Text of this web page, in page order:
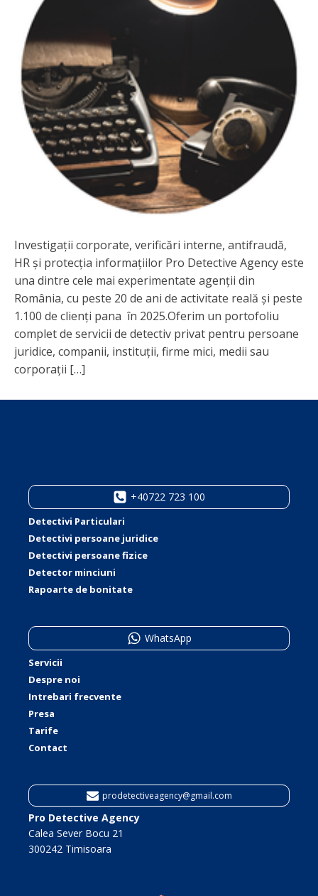
Investigații corporate, verificări interne, antifraudă,
HR și protecția informațiilor Pro Detective Agency este
una dintre cele mai experimentate agenții din
România, cu peste 20 de ani de activitate reală și peste
1.100 de clienți pana în 2025.Oferim un portofoliu
complet de servicii de detectiv privat pentru persoane
juridice, companii, instituții, firme mici, medii sau
corporații […]
+40722 723 100
Detectivi Particulari
Detectivi persoane juridice
Detectivi persoane fizice
Detector minciuni
Rapoarte de bonitate
WhatsApp
Servicii
Despre noi
Intrebari frecvente
Presa
Tarife
Contact
prodetectiveagency@gmail.com
Pro Detective Agency
Calea Sever Bocu 21
300242 Timisoara